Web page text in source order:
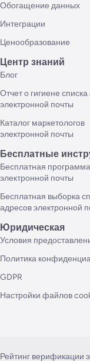
Обогащение данных
Интеграции
Ценообразование
Центр знаний
Блог
Отчет о гигиене
электронной почты
Каталог маркетологов
электронной почты
Бесплатные
Бесплатная
электронной почты
Бесплатная выборка
адресов электронной
Юридическая
Условия
Политика
GDPR
Настройки файлов
Рейтинг верификации